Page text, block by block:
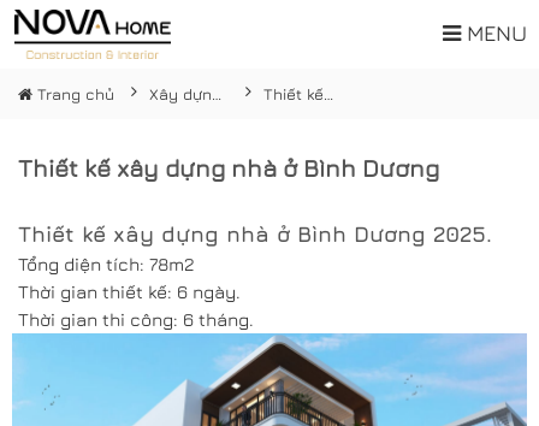
MENU
Trang chủ
Thiết kế xây dựng nhà ở Bình Dương
Thiết kế xây dựng nhà ở Bình Dương 2025.
Tổng diện tích: 78m2
Thời gian thiết kế: 6 ngày.
Thời gian thi công: 6 tháng.